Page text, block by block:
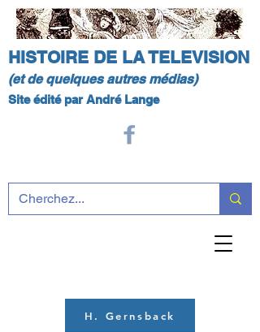
HISTOIRE DE LA TELEVISION
(et de quelques autres médias)
Site édité par André Lange
H. Gernsback